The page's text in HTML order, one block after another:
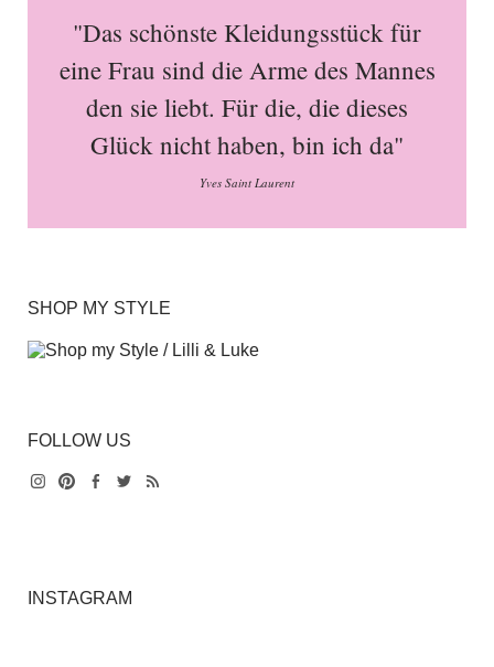
"Das schönste Kleidungsstück für
eine Frau sind die Arme des Mannes
den sie liebt. Für die, die dieses
Glück nicht haben, bin ich da"
Yves Saint Laurent
SHOP MY STYLE
FOLLOW US
INSTAGRAM